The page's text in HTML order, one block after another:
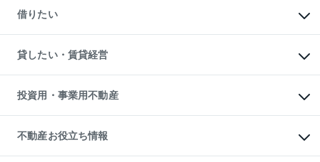
中古一戸建ての購入
不動産購入の流れ
注目キーワード物件特集
購入ガイド
English 繁体中文簡体中文
一戸建ての売却・査定
土地の売却・査定
スピードAI査定
不動産査定について
不動産売却の流れ
不動産買換えの流れ
売却ガイド
借りたい
オフィス・店舗の賃貸
借りるときの流れ
借りるガイド
貸したい・賃貸経営
マンション賃料データ
賃貸管理プラン
リロケーションについて
貸すガイド
投資用・事業用不動産
事業用不動産
マンション投資
投資用マンション
不動産お役立ち情報